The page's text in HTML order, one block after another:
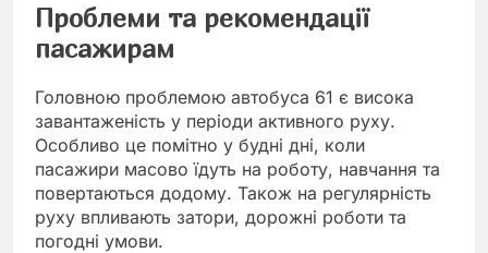
Проблеми та рекомендації
пасажирам
Головною проблемою автобуса 61 є висока
завантаженість у періоди активного руху.
Особливо це помітно у будні дні, коли
пасажири масово їдуть на роботу, навчання та
повертаються додому. Також на регулярність
руху впливають затори, дорожні роботи та
погодні умови.